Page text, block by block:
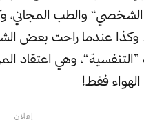
والطب المجاني،
عندما راحت بعض
وهي اعتقاد
فقط!
إعلان